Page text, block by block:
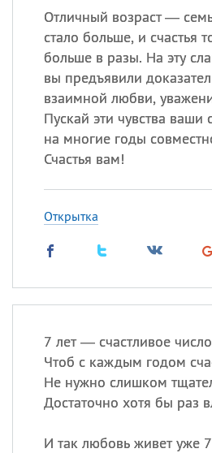
Отличный возраст —
стало больше, и счастья
больше в разы. На эту
вы предъявили
взаимной любви,
Пускай эти чувства ваши
на многие годы
Счастья вам!
Открытка
7 лет — счастливое
Чтоб с каждым годом
Не нужно слишком
Достаточно хотя бы раз
И так любовь живет уже